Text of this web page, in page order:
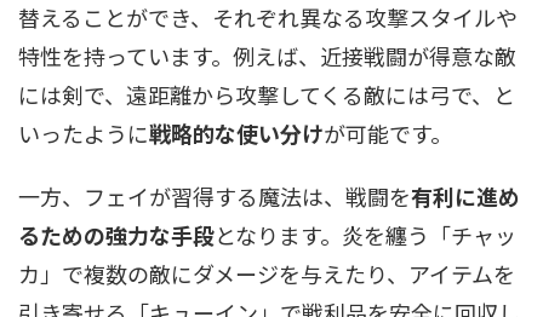
替えることができ、それぞれ異なる攻撃スタイルや
特性を持っています。例えば、近接戦闘が得意な敵
には剣で、遠距離から攻撃してくる敵には弓で、と
いったように戦略的な使い分けが可能です。
一方、フェイが習得する魔法は、戦闘を有利に進め
るための強力な手段となります。炎を纏う「チャッ
カ」で複数の敵にダメージを与えたり、アイテムを